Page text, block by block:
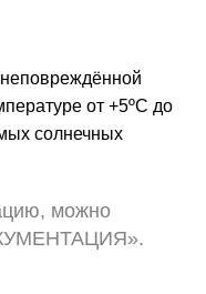
от +5ºС до
солнечных
можно